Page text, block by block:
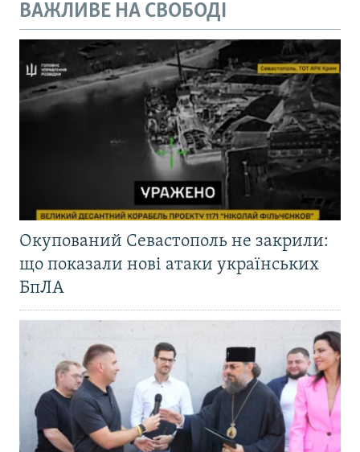
ВАЖЛИВЕ НА СВОБОДІ
Окупований Севастополь не закрили:
що показали нові атаки українських
БпЛА